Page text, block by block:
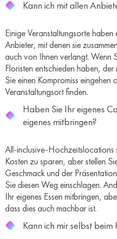
Kann ich mit allen
Einige Veranstaltungsorte haben
Anbieter, mit denen sie
auch von Ihnen verlangt. Wenn
Floristen entschieden haben, der
Sie einen Kompromiss eingehen
Veranstaltungsort finden.
Haben Sie Ihr eigenes
eigenes mitbringen?
All-inclusive-Hochzeitslocations
Kosten zu sparen, aber stellen
Geschmack und der
Sie diesen Weg einschlagen.
Ihr eigenes Essen mitbringen,
dass dies auch machbar ist.
Kann ich mir selbst beim